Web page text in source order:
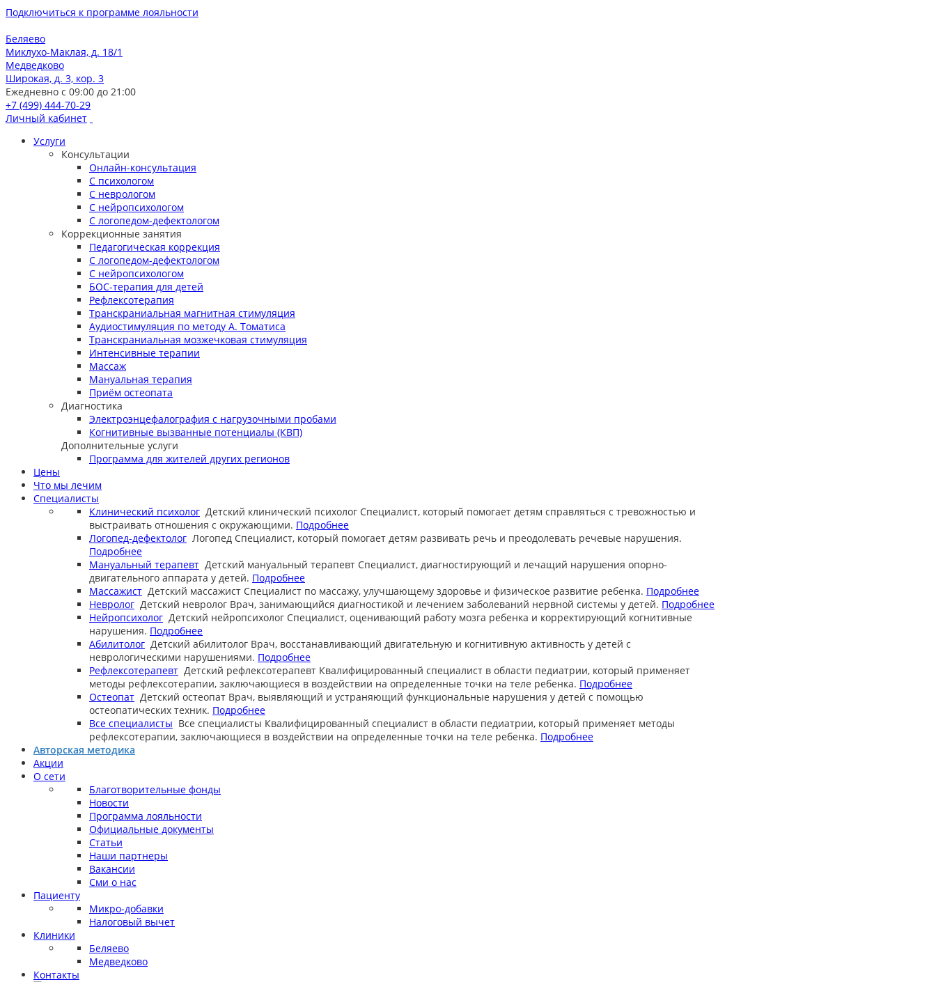
Подключиться к программе лояльности
Беляево
Миклухо-Маклая, д. 18/1
Медведково
Широкая, д. 3, кор. 3
Ежедневно с 09:00 до 21:00
+7 (499) 444-70-29
Личный кабинет
Услуги
Консультации
Онлайн-консультация
С психологом
С неврологом
С нейропсихологом
С логопедом-дефектологом
Коррекционные занятия
Педагогическая коррекция
С логопедом-дефектологом
С нейропсихологом
БОС-терапия для детей
Рефлексотерапия
Транскраниальная магнитная стимуляция
Аудиостимуляция по методу А. Томатиса
Транскраниальная мозжечковая стимуляция
Интенсивные терапии
Массаж
Мануальная терапия
Приём остеопата
Диагностика
Электроэнцефалография с нагрузочными пробами
Когнитивные вызванные потенциалы (КВП)
Дополнительные услуги
Программа для жителей других регионов
Цены
Что мы лечим
Специалисты
Клинический психолог Детский клинический психолог Специалист, который помогает детям справляться с тревожностью и
выстраивать отношения с окружающими. Подробнее
Логопед-дефектолог Логопед Специалист, который помогает детям развивать речь и преодолевать речевые нарушения.
Подробнее
Мануальный терапевт Детский мануальный терапевт Специалист, диагностирующий и лечащий нарушения опорно-
двигательного аппарата у детей. Подробнее
Массажист Детский массажист Специалист по массажу, улучшающему здоровье и физическое развитие ребенка. Подробнее
Невролог Детский невролог Врач, занимающийся диагностикой и лечением заболеваний нервной системы у детей. Подробнее
Нейропсихолог Детский нейропсихолог Специалист, оценивающий работу мозга ребенка и корректирующий когнитивные
нарушения. Подробнее
Абилитолог Детский абилитолог Врач, восстанавливающий двигательную и когнитивную активность у детей с
неврологическими нарушениями. Подробнее
Рефлексотерапевт Детский рефлексотерапевт Квалифицированный специалист в области педиатрии, который применяет
методы рефлексотерапии, заключающиеся в воздействии на определенные точки на теле ребенка. Подробнее
Остеопат Детский остеопат Врач, выявляющий и устраняющий функциональные нарушения у детей с помощью
остеопатических техник. Подробнее
Все специалисты Все специалисты Квалифицированный специалист в области педиатрии, который применяет методы
рефлексотерапии, заключающиеся в воздействии на определенные точки на теле ребенка. Подробнее
Авторская методика
Акции
О сети
Благотворительные фонды
Новости
Программа лояльности
Официальные документы
Статьи
Наши партнеры
Вакансии
Сми о нас
Пациенту
Микро-добавки
Налоговый вычет
Клиники
Беляево
Медведково
Контакты